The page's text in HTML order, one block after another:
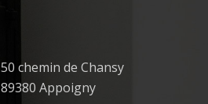
50 chemin de Chansy
89380 Appoigny